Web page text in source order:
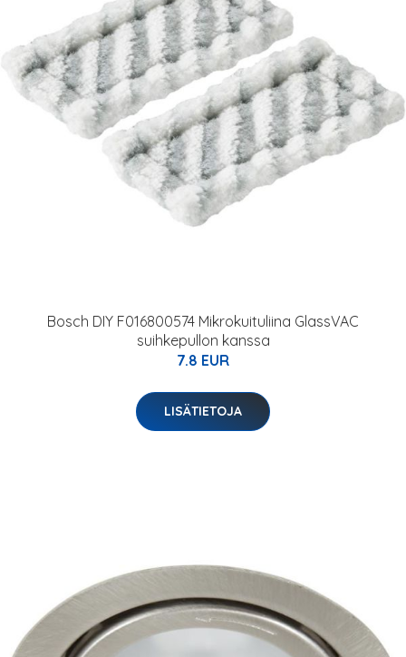
Bosch DIY F016800574 Mikrokuituliina GlassVAC
suihkepullon kanssa
7.8 EUR
LISÄTIETOJA